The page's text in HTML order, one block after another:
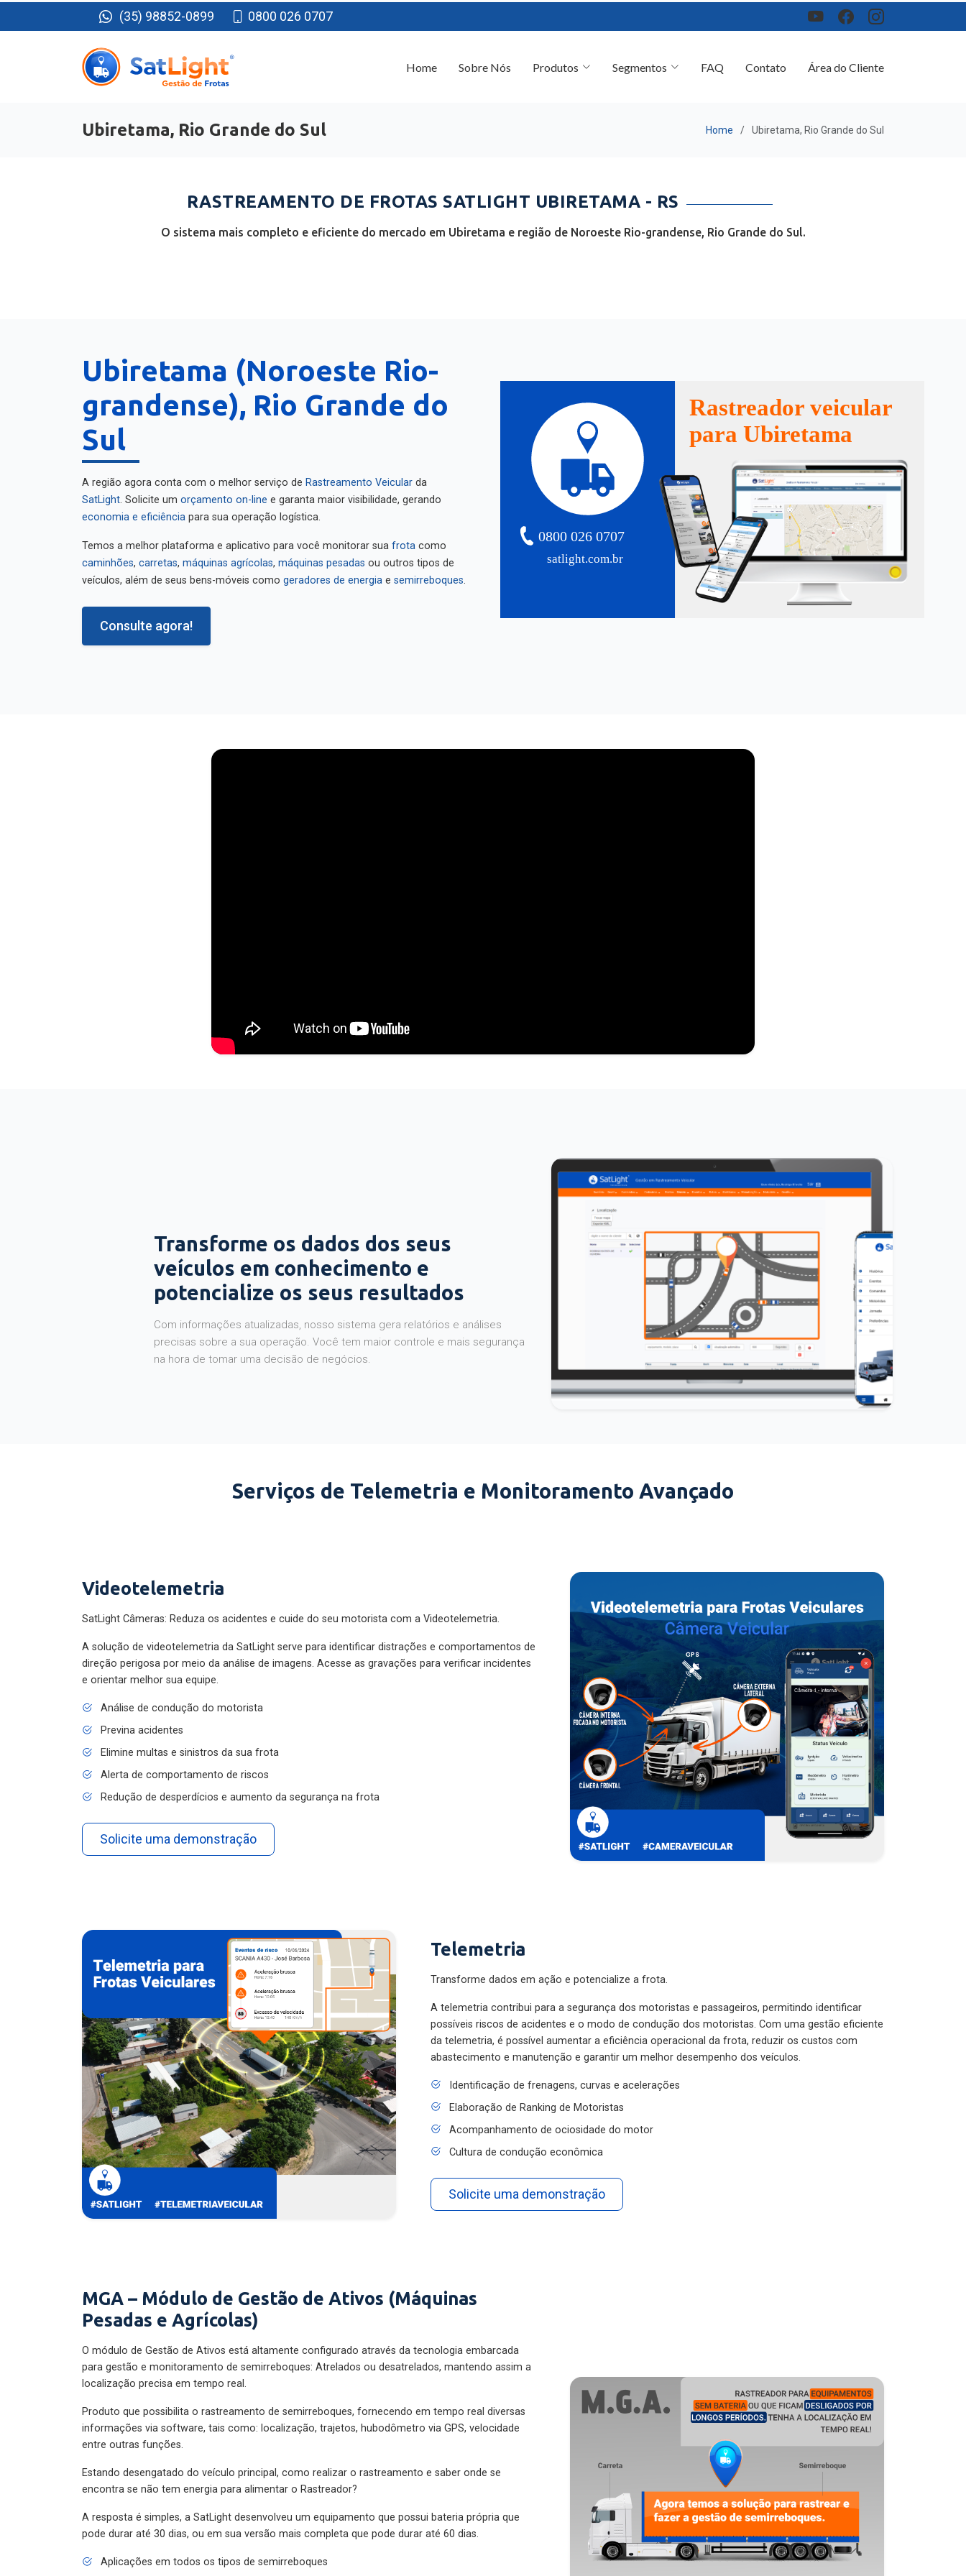
(35) 98852-0899 0800 026 0707
Home Sobre Nós Produtos Segmentos FAQ Contato Área do Cliente
Ubiretama, Rio Grande do Sul Home Ubiretama, Rio Grande do Sul
RASTREAMENTO DE FROTAS SATLIGHT UBIRETAMA - RS
O sistema mais completo e eficiente do mercado em Ubiretama e região de Noroeste Rio-grandense, Rio Grande do Sul.
Ubiretama (Noroeste Rio-
grandense), Rio Grande do
Sul
A região agora conta com o melhor serviço de Rastreamento Veicular da
SatLight . Solicite um orçamento on-line e garanta maior visibilidade, gerando
economia e eficiência para sua operação logística.
Temos a melhor plataforma e aplicativo para você monitorar sua frota como
caminhões carretas máquinas agrícolas máquinas pesadas ou outros tipos de
veículos, além de seus bens-móveis como geradores de energia e semirreboques
Consulte agora!
satlight.com.br
0800 026 0707
Rastreador veicular
para Ubiretama
Transforme os dados dos seus
veículos em conhecimento e
potencialize os seus resultados
Com informações atualizadas, nosso sistema gera relatórios e análises
precisas sobre a sua operação. Você tem maior controle e mais segurança
na hora de tomar uma decisão de negócios.
Serviços de Telemetria e Monitoramento Avançado
Videotelemetria
SatLight Câmeras: Reduza os acidentes e cuide do seu motorista com a Videotelemetria.
A solução de videotelemetria da SatLight serve para identificar distrações e comportamentos de
direção perigosa por meio da análise de imagens. Acesse as gravações para verificar incidentes
e orientar melhor sua equipe.
Análise de condução do motorista
Previna acidentes
Elimine multas e sinistros da sua frota
Alerta de comportamento de riscos
Redução de desperdícios e aumento da segurança na frota
Solicite uma demonstração
Telemetria
Transforme dados em ação e potencialize a frota.
A telemetria contribui para a segurança dos motoristas e passageiros, permitindo identificar
possíveis riscos de acidentes e o modo de condução dos motoristas. Com uma gestão eficiente
da telemetria, é possível aumentar a eficiência operacional da frota, reduzir os custos com
abastecimento e manutenção e garantir um melhor desempenho dos veículos.
Identificação de frenagens, curvas e acelerações
Elaboração de Ranking de Motoristas
Acompanhamento de ociosidade do motor
Cultura de condução econômica
Solicite uma demonstração
MGA – Módulo de Gestão de Ativos (Máquinas
Pesadas e Agrícolas)
O módulo de Gestão de Ativos está altamente configurado através da tecnologia embarcada
para gestão e monitoramento de semirreboques: Atrelados ou desatrelados, mantendo assim a
localização precisa em tempo real.
Produto que possibilita o rastreamento de semirreboques, fornecendo em tempo real diversas
informações via software, tais como: localização, trajetos, hubodômetro via GPS, velocidade
entre outras funções.
Estando desengatado do veículo principal, como realizar o rastreamento e saber onde se
encontra se não tem energia para alimentar o Rastreador?
A resposta é simples, a SatLight desenvolveu um equipamento que possui bateria própria que
pode durar até 30 dias, ou em sua versão mais completa que pode durar até 60 dias.
Aplicações em todos os tipos de semirreboques